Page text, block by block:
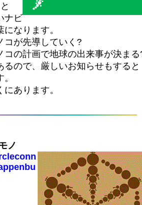
ナビ
なります。
コが先導していく?
コの計画で地球の出来事が決まる
るので、厳しいお知らせもすると
あります。
ノ